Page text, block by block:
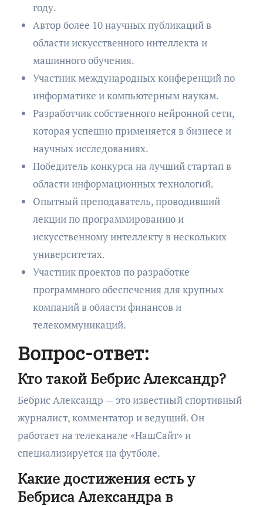
году.
Автор более 10 научных публикаций в
области искусственного интеллекта и
машинного обучения.
Участник международных конференций по
информатике и компьютерным наукам.
Разработчик собственного нейронной сети,
которая успешно применяется в бизнесе и
научных исследованиях.
Победитель конкурса на лучший стартап в
области информационных технологий.
Опытный преподаватель, проводивший
лекции по программированию и
искусственному интеллекту в нескольких
университетах.
Участник проектов по разработке
программного обеспечения для крупных
компаний в области финансов и
телекоммуникаций.
Вопрос-ответ:
Кто такой Бебрис Александр?
Бебрис Александр — это известный спортивный
журналист, комментатор и ведущий. Он
работает на телеканале «НашСайт» и
специализируется на футболе.
Какие достижения есть у
Бебриса Александра в